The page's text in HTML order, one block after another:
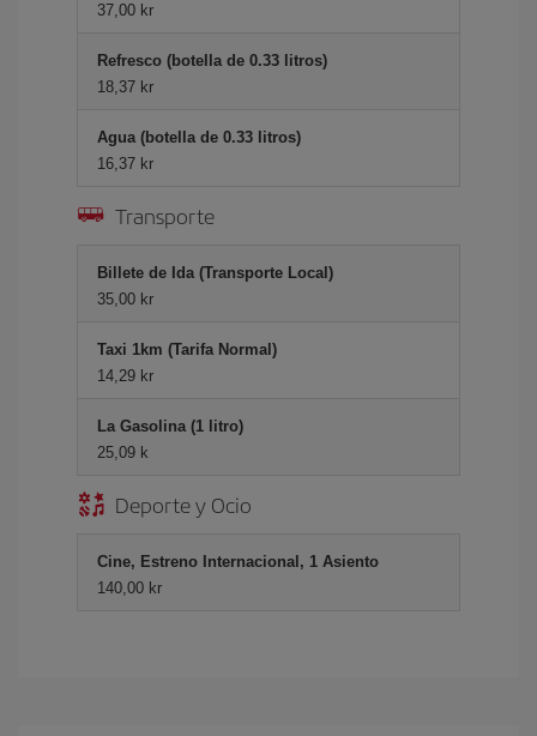
37,00 kr
Refresco (botella de 0.33 litros)
18,37 kr
Agua (botella de 0.33 litros)
16,37 kr
Transporte
Billete de Ida (Transporte Local)
35,00 kr
Taxi 1km (Tarifa Normal)
14,29 kr
La Gasolina (1 litro)
25,09 k
Deporte y Ocio
Cine, Estreno Internacional, 1 Asiento
140,00 kr